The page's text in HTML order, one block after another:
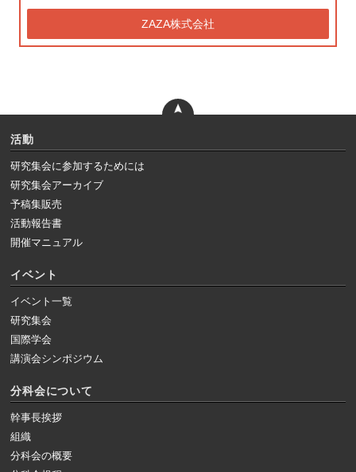
ZAZA株式会社
活動
研究集会に参加するためには
研究集会アーカイブ
予稿集販売
活動報告書
開催マニュアル
イベント
イベント一覧
研究集会
国際学会
講演会シンポジウム
分科会について
幹事長挨拶
組織
分科会の概要